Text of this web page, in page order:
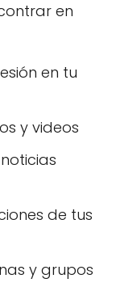
en
en tu
y videos
de tus
y grupos